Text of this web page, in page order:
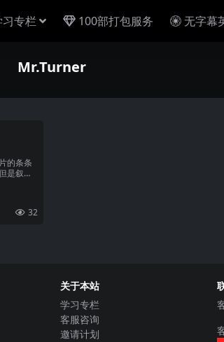
专栏 100部打包服务 无字幕
Mr.Turner
的条条
是叙事
32
关于本站
学习专栏
客服咨询
邀请计划